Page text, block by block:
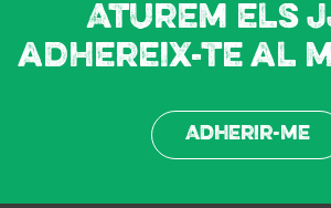
Aturem els
adhereix-te al
Adherir-me